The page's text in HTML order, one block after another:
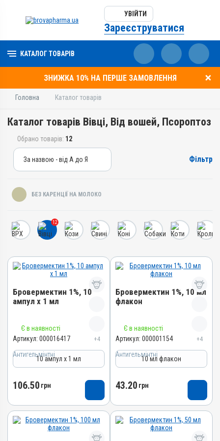
УВІЙТИ
Зареєструватися
КАТАЛОГ ТОВАРІВ
ЗНИЖКА 10% НА ПЕРШЕ ЗАМОВЛЕННЯ
Головна Каталог товарів
Каталог товарів Вівці, Від вошей, Псороптоз
Обрано товарів: 12
За назвою - від А до Я
За ціною – від дорогих
Фільтр
БЕЗ КАРЕНЦІЇ НА МОЛОКО
12
Антигельмінтні
Бровермектин 1%, 10
ампул х 1 мл
+4
Назва препарату
Бровермектин 1%
Артикул
000016417
4820012500482
AB-00805-01-09
Групи препаратів
Є в наявності
Артикул: 000016417
10 ампул х 1 мл
106.50 грн
Антигельмінтні
Бровермектин 1%, 10 мл
флакон
+4
Назва препарату
Бровермектин 1%
Артикул
000001154
4820012500444
AB-00805-01-09
Групи препаратів
Є в наявності
Артикул: 000001154
10 мл флакон
43.20 грн